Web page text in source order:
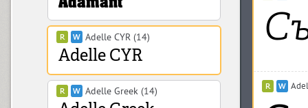
Adelle CYR (14)
Adelle Greek (14)